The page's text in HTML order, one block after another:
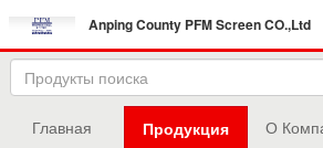
Anping County PFM Screen CO.,Ltd
Главная
Продукция О